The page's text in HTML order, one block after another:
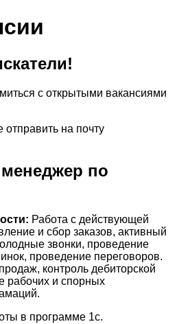
с открытыми вакансиями
на почту
по
Работа с действующей
и сбор заказов, активный
звонки, проведение
проведение переговоров.
контроль дебиторской
рабочих и спорных
в программе 1с.